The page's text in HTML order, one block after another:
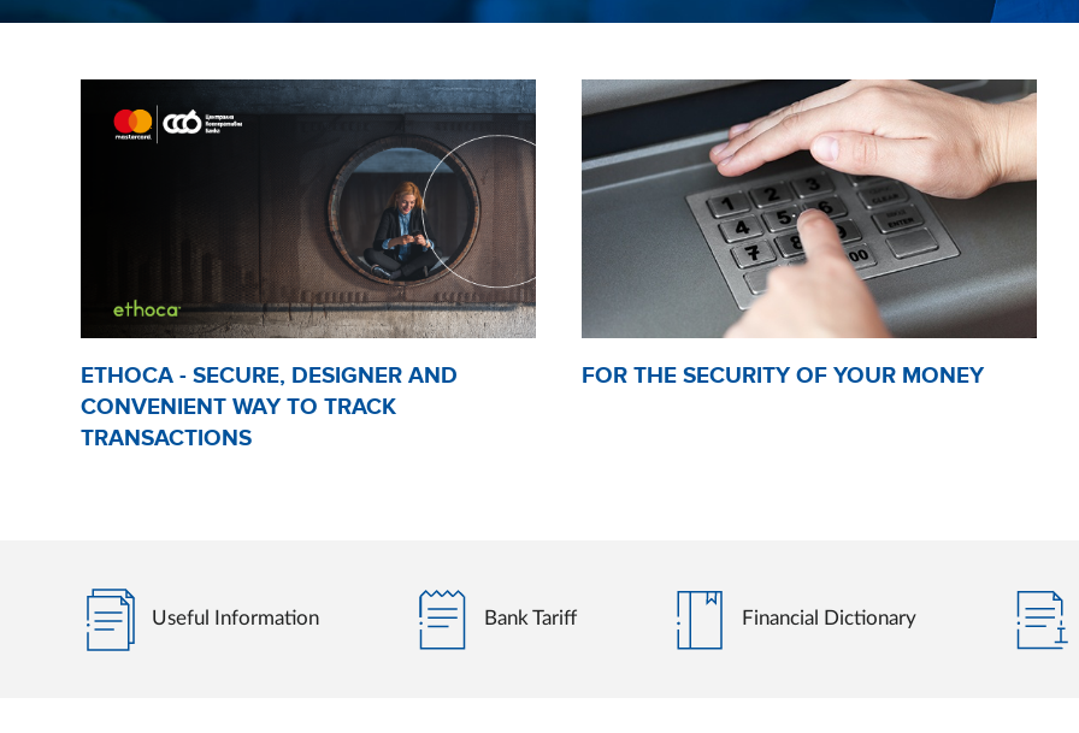
ETHOCA - SECURE, DESIGNER AND
CONVENIENT WAY TO TRACK
TRANSACTIONS
FOR THE SECURITY OF YOUR MONEY
Useful Information Bank Tariff Financial Dictionary